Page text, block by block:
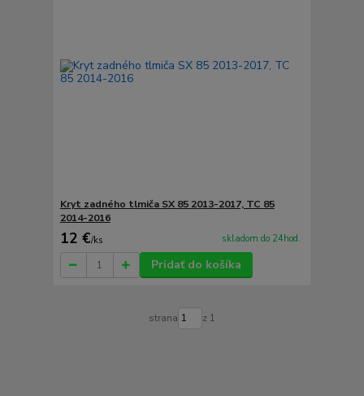
Kryt zadného tlmiča SX 85 2013-2017, TC 85
2014-2016
12 €/ks skladom do 24hod.
Pridať do košíka
strana z 1